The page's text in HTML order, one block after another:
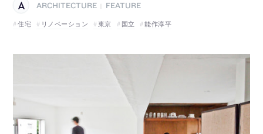
ARCHITECTURE
FEATURE
住宅
リノベーション 東京 国立 能作淳平